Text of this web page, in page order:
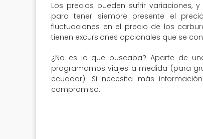
Los precios pueden sufrir variaciones,
para tener siempre presente el
fluctuaciones en el precio de los
tienen excursiones opcionales que se
¿No es lo que buscaba? Aparte de
programamos viajes a medida (para
ecuador). Si necesita más
compromiso.